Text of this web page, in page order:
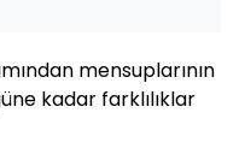
mensuplarının
kadar farklılıklar